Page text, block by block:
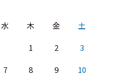
水 木 金 土
1 2 3
7 8 9 10